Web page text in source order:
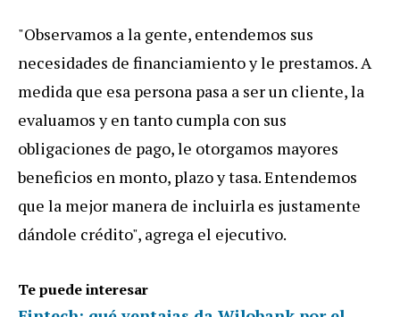
"Observamos a la gente, entendemos sus
necesidades de financiamiento y le prestamos. A
medida que esa persona pasa a ser un cliente, la
evaluamos y en tanto cumpla con sus
obligaciones de pago, le otorgamos mayores
beneficios en monto, plazo y tasa. Entendemos
que la mejor manera de incluirla es justamente
dándole crédito", agrega el ejecutivo.
Te puede interesar